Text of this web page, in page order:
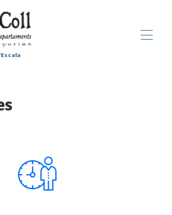
Hébergements
Contactez-nous